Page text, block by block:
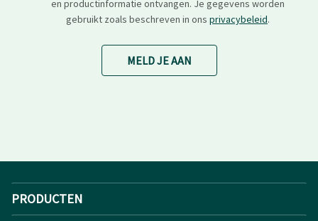
en productinformatie ontvangen. Je gegevens worden
gebruikt zoals beschreven in ons privacybeleid.
MELD JE AAN
PRODUCTEN